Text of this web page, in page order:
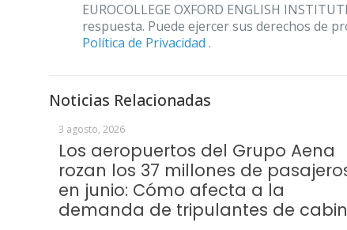
EUROCOLLEGE OXFORD ENGLISH
respuesta. Puede ejercer sus derechos de
Política de Privacidad.
Noticias Relacionadas
3 agosto, 2026
Los aeropuertos del Grupo Aena
rozan los 37 millones de
en junio: Cómo afecta a la
demanda de tripulantes de